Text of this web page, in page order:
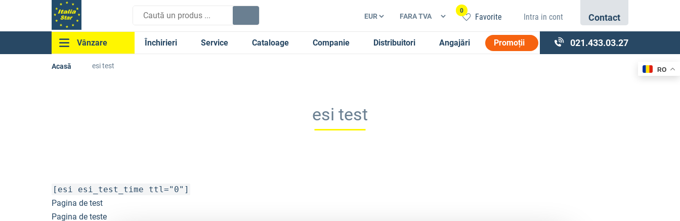
Favorite
0
Intra in cont Contact
Vânzare Închirieri Service Cataloage Companie Distribuitori Angajări Promoții 021.433.03.27
Acasă esi test
esi test
[esi esi_test_time ttl="0"]
Pagina de test
Pagina de teste
RO